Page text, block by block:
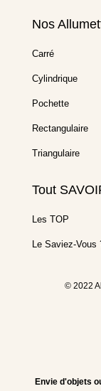
Nos
Carré
Cylindrique
Pochette
Rectangulaire
Triangulaire
Tout
Les TOP
Le Saviez-Vous
© 2022
Envie d'objets